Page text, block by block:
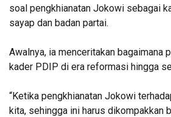
soal pengkhianatan Jokowi sebagai
sayap dan badan partai.
Awalnya, ia menceritakan bagaimana
kader PDIP di era reformasi hingga
“Ketika pengkhianatan Jokowi
kita, sehingga ini harus dikompakkan